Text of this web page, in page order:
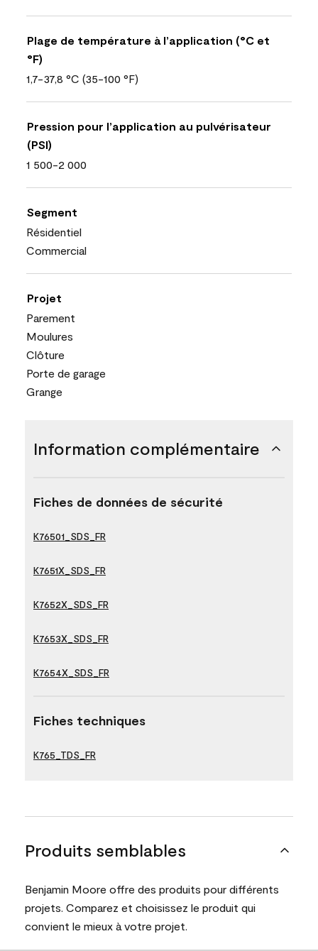
Plage de température à l’application (°C et
°F)
1,7-37,8 °C (35-100 °F)
Pression pour l’application au pulvérisateur
(PSI)
1 500-2 000
Segment
Résidentiel
Commercial
Projet
Parement
Moulures
Clôture
Porte de garage
Grange
Information complémentaire
Fiches de données de sécurité
K76501_SDS_FR
K7651X_SDS_FR
K7652X_SDS_FR
K7653X_SDS_FR
K7654X_SDS_FR
Fiches techniques
K765_TDS_FR
Produits semblables
Benjamin Moore offre des produits pour différents
projets. Comparez et choisissez le produit qui
convient le mieux à votre projet.